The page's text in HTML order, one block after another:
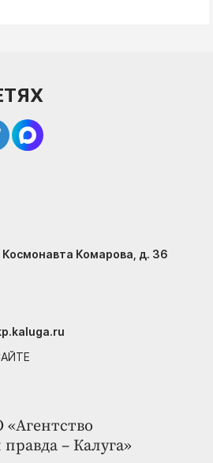
«Агентство
– Калуга»
Космонавта Комарова, д. 36